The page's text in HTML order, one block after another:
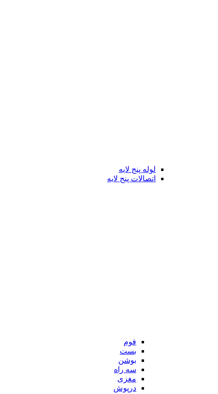
لوله پنج لایه
اتصالات پنج لایه
فوم
بست
بوشن
سه راه
مغزی
درپوش